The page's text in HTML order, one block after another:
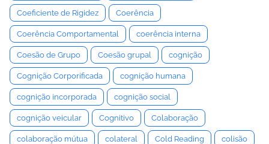
Coeficiente de Rigidez Coerência
Coerência Comportamental coerência interna
Coesão de Grupo Coesão grupal cognição
Cognição Corporificada cognição humana
cognição incorporada cognição social
cognição veicular Cognitivo Colaboração
colaboração mútua colateral Cold Reading colisão